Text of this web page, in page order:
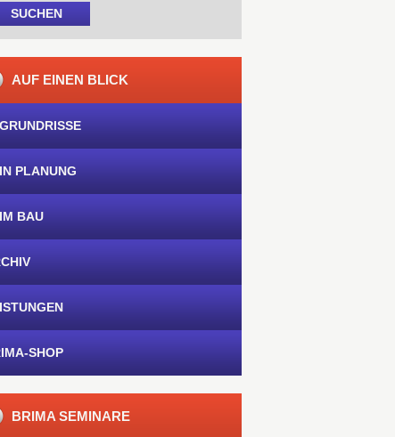
AUF EINEN BLICK
PLANUNG
BAU
SHOP
BRIMA SEMINARE